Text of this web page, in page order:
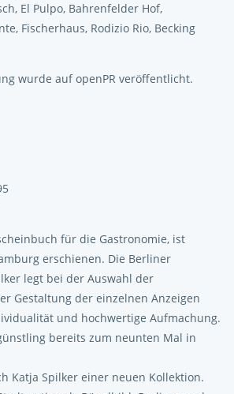
El Pulpo, Bahrenfelder Hof,
Fischerhaus, Rodizio Rio, Becking
wurde auf openPR veröffentlicht.
für die Gastronomie, ist
erschienen. Die Berliner
legt bei der Auswahl der
Gestaltung der einzelnen Anzeigen
und hochwertige Aufmachung.
bereits zum neunten Mal in
Katja Spilker einer neuen Kollektion.